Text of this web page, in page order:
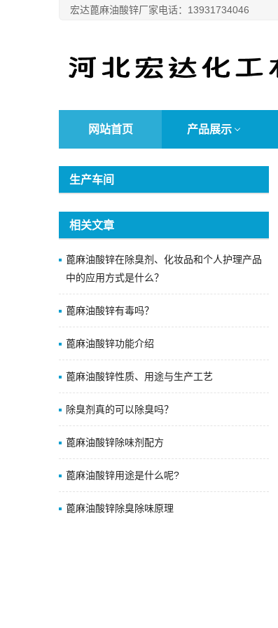
宏达蓖麻油酸锌厂家电话：13931734046
网站首页 产品展示
生产车间
相关文章
蓖麻油酸锌在除臭剂、化妆品和个人护理产品
中的应用方式是什么？
蓖麻油酸锌有毒吗？
蓖麻油酸锌功能介绍
蓖麻油酸锌性质、用途与生产工艺
除臭剂真的可以除臭吗？
蓖麻油酸锌除味剂配方
蓖麻油酸锌用途是什么呢?
蓖麻油酸锌除臭除味原理